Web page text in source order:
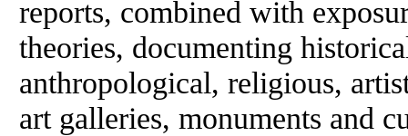
reports, combined with
theories, documenting
anthropological, religious,
art galleries, monuments and